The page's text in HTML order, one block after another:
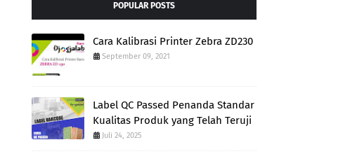
POPULAR POSTS
Cara Kalibrasi Printer Zebra ZD230
September 09, 2021
Label QC Passed Penanda Standar
Kualitas Produk yang Telah Teruji
Juli 24, 2025